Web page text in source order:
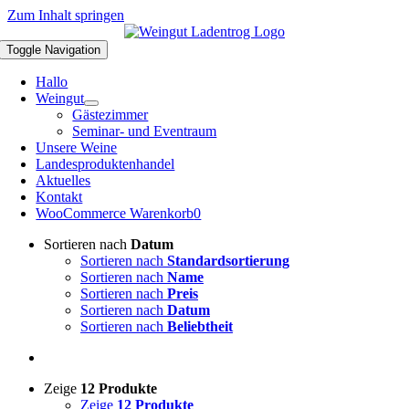
Zum Inhalt springen
Toggle Navigation
Hallo
Weingut
Gästezimmer
Seminar- und Eventraum
Unsere Weine
Landesproduktenhandel
Aktuelles
Kontakt
WooCommerce Warenkorb0
Sortieren nach Datum
Sortieren nach Standardsortierung
Sortieren nach Name
Sortieren nach Preis
Sortieren nach Datum
Sortieren nach Beliebtheit
Zeige 12 Produkte
Zeige 12 Produkte